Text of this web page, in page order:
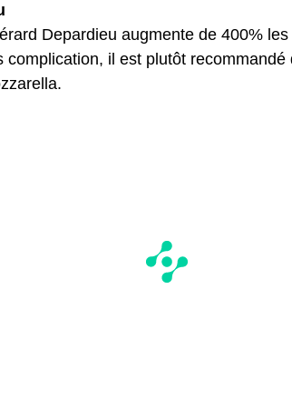
Depardieu augmente de 400%
il est plutôt recommandé